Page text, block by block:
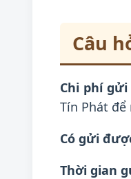
Câu
Chi phí gửi
Tín Phát
Có gửi
Thời gian